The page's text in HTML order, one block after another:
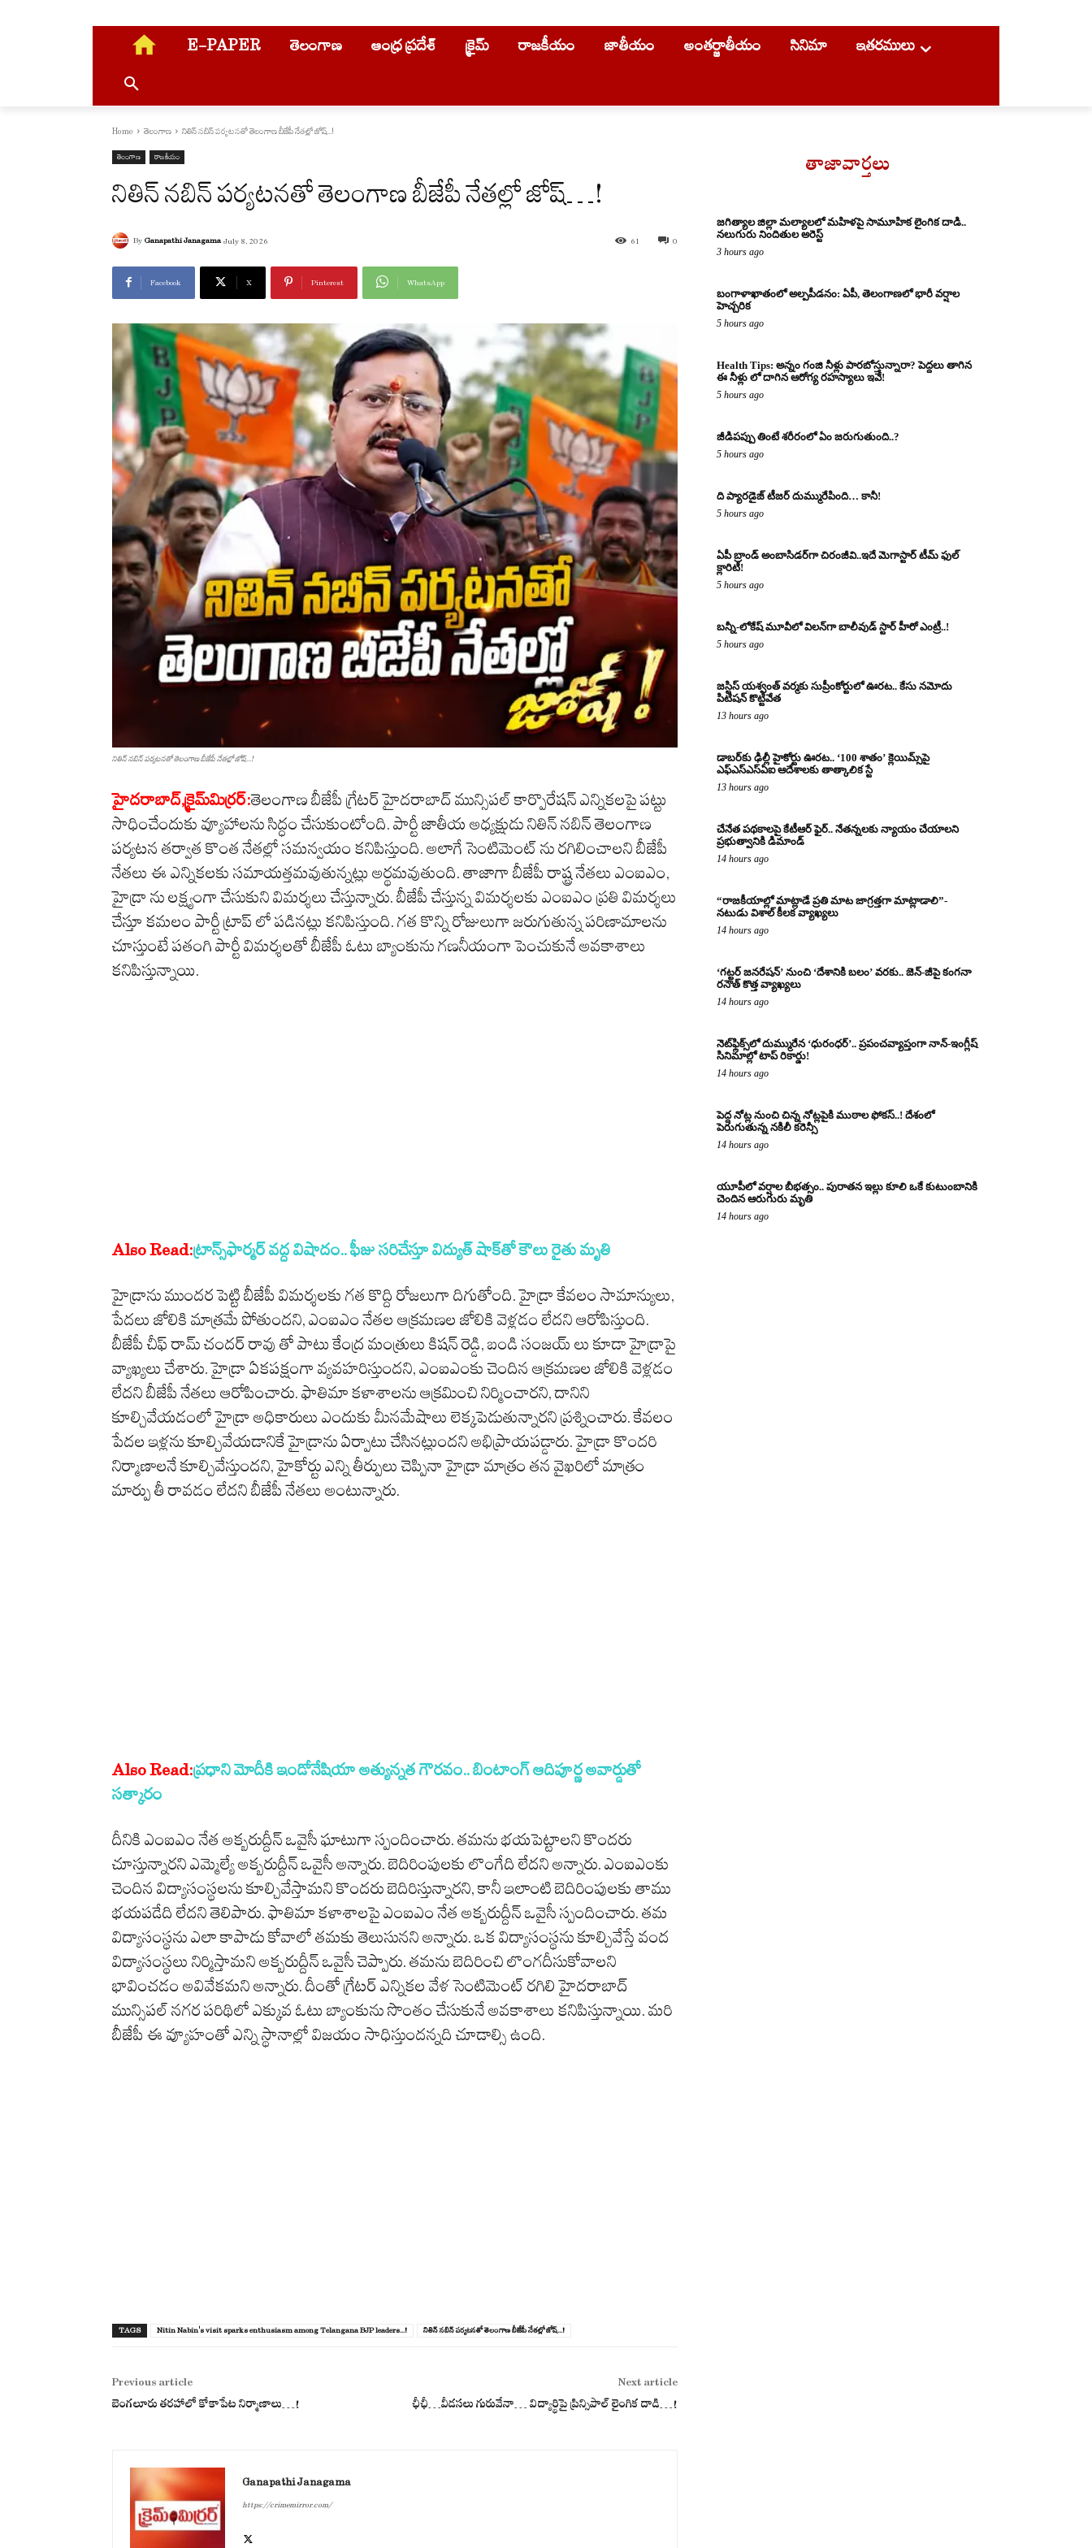
E-PAPER తెలంగాణ ఆంధ్ర ప్రదేశ్ క్రైమ్ రాజకీయం జాతీయం అంతర్జాతీయం సినిమా ఇతరములు
Home తెలంగాణ నితిన్ న‌బిన్‌ ప‌ర్య‌ట‌న‌తో తెలంగాణ బీజేపీ నేత‌ల్లో జోష్‌...!
తెలంగాణ రాజకీయం
నితిన్ న‌బిన్‌ ప‌ర్య‌ట‌న‌తో తెలంగాణ బీజేపీ నేత‌ల్లో జోష్‌…!
By Ganapathi Janagama July 8, 2026 0
61
Facebook X Pinterest WhatsApp
నితిన్ న‌బిన్‌ ప‌ర్య‌ట‌న‌తో తెలంగాణ బీజేపీ నేత‌ల్లో జోష్‌...!
హైదరాబాద్,క్రైమ్‌మిర్ర‌ర్‌:తెలంగాణ బీజేపీ గ్రేటర్ హైదరాబాద్ మున్సిపల్ కార్పొరేషన్ ఎన్నికలపై పట్టు
సాధించేందుకు వ్యూహాలను సిద్ధం చేసుకుంటోంది. పార్టీ జాతీయ అధ్యక్షుడు నితిన్ నబిన్ తెలంగాణ
పర్యటన తర్వాత కొంత నేతల్లో సమన్వయం కనిపిస్తుంది. అలాగే సెంటిమెంట్ ను రగిలించాలని బీజేపీ
నేతలు ఈ ఎన్నికలకు సమాయత్తమవుతున్నట్లు అర్థమవుతుంది. తాజాగా బీజేపీ రాష్ట్ర నేతలు ఎంఐఎం,
హైడ్రా ను లక్ష్యంగా చేసుకుని విమర్శలు చేస్తున్నారు. బీజేపీ చేస్తున్న విమర్శలకు ఎంఐఎం ప్రతి విమర్శలు
చేస్తూ కమలం పార్టీ ట్రాప్ లో పడినట్లు కనిపిస్తుంది. గత కొన్ని రోజులుగా జరుగుతున్న పరిణామాలను
చూస్తుంటే పతంగి పార్టీ విమర్శలతో బీజేపీ ఓటు బ్యాంకును గణనీయంగా పెంచుకునే అవకాశాలు
కనిపిస్తున్నాయి.
Also Read:ట్రాన్స్‌ఫార్మర్‌ వద్ద విషాదం.. ఫీజు సరిచేస్తూ విద్యుత్‌ షాక్‌తో కౌలు రైతు మృతి
హైడ్రాను ముందర పెట్టి బీజేపీ విమర్శలకు గత కొద్ది రోజలుగా దిగుతోంది. హైడ్రా కేవలం సామాన్యులు,
పేదలు జోలికి మాత్రమే పోతుందని, ఎంఐఎం నేతల ఆక్రమణల జోలికి వెళ్లడం లేదని ఆరోపిస్తుంది.
బీజేపీ చీఫ్ రామ్ చందర్ రావు తో పాటు కేంద్ర మంత్రులు కిషన్ రెడ్డి, బండి సంజయ్ లు కూడా హైడ్రాపై
వ్యాఖ్యలు చేశారు. హైడ్రా ఏకపక్షంగా వ్యవహరిస్తుందని, ఎంఐఎంకు చెందిన ఆక్రమణల జోలికి వెళ్లడం
లేదని బీజేపీ నేతలు ఆరోపించారు. ఫాతిమా కళాశాలను ఆక్రమించి నిర్మించారని, దానిని
కూల్చివేయడంలో హైడ్రా అధికారులు ఎందుకు మీనమేషాలు లెక్కపెడుతున్నారని ప్రశ్నించారు. కేవలం
పేదల ఇళ్లను కూల్చివేయడానికే హైడ్రాను ఏర్పాటు చేసినట్లుందని అభిప్రాయపడ్డారు. హైడ్రా కొందరి
నిర్మాణాలనే కూల్చివేస్తుందని, హైకోర్టు ఎన్ని తీర్పులు చెప్పినా హైడ్రా మాత్రం తన వైఖరిలో మాత్రం
మార్పు తీ రావడం లేదని బీజేపీ నేతలు అంటున్నారు.
Also Read:ప్రధాని మోదీకి ఇండోనేషియా అత్యున్నత గౌరవం.. బింటాంగ్ ఆదిపూర్ణ అవార్డుతో
సత్కారం
దీనికి ఎంఐఎం నేత అక్బరుద్దీన్ ఒవైసీ ఘాటుగా స్పందించారు. తమను భయపెట్టాలని కొందరు
చూస్తున్నారని ఎమ్మెల్యే అక్బరుద్దీన్ ఒవైసీ అన్నారు. బెదిరింపులకు లొంగేది లేదని అన్నారు. ఎంఐఎంకు
చెందిన విద్యాసంస్థలను కూల్చివేస్తామని కొందరు బెదిరిస్తున్నారని, కానీ ఇలాంటి బెదిరింపులకు తాము
భయపడేది లేదని తెలిపారు. ఫాతిమా కళాశాలపై ఎంఐఎం నేత అక్బరుద్దీన్ ఒవైసీ స్పందించారు. తమ
విద్యాసంస్థను ఎలా కాపాడు కోవాలో తమకు తెలుసునని అన్నారు. ఒక విద్యాసంస్థను కూల్చివేస్తే వంద
విద్యాసంస్థలు నిర్మిస్తామని అక్బరుద్దీన్ ఒవైసీ చెప్పారు. తమను బెదిరించి లొంగదీసుకోవాలని
భావించడం అవివేకమని అన్నారు. దీంతో గ్రేటర్ ఎన్నికల వేళ సెంటిమెంట్ రగిలి హైదరాబాద్
మున్సిపల్ నగర పరిథిలో ఎక్కువ ఓటు బ్యాంకును సొంతం చేసుకునే అవకాశాలు కనిపిస్తున్నాయి. మరి
బీజేపీ ఈ వ్యూహంతో ఎన్ని స్థానాల్లో విజయం సాధిస్తుందన్నది చూడాల్సి ఉంది.
TAGS Nitin Nabin's visit sparks enthusiasm among Telangana BJP leaders...! నితిన్ న‌బిన్‌ ప‌ర్య‌ట‌న‌తో తెలంగాణ బీజేపీ నేత‌ల్లో జోష్‌...!
Previous article
బెంగలూరు తరహాలో కోకాపేట నిర్మాణాలు…!
Next article
ఛీఛీ…వీడ‌స‌లు గురువేనా… విద్యార్థిపై ప్రిన్సిపాల్ లైంగిక దాడి…!
Ganapathi Janagama
https://crimemirror.com/
తాజావార్తలు
జగిత్యాల జిల్లా మల్యాలలో మహిళపై సామూహిక లైంగిక దాడి..
నలుగురు నిందితుల అరెస్ట్
3 hours ago
బంగాళాఖాతంలో అల్పపీడనం: ఏపీ, తెలంగాణలో భారీ వర్షాల
హెచ్చరిక
5 hours ago
Health Tips: అన్నం గంజి నీళ్లు పారబోస్తున్నారా? పెద్దలు తాగిన
ఈ నీళ్లు లో దాగిన ఆరోగ్య రహస్యాలు ఇవే!
5 hours ago
జీడిపప్పు తింటే శరీరంలో ఏం జరుగుతుంది..?
5 hours ago
ది ప్యారడైజ్ టీజర్ దుమ్మురేపింది… కానీ!
5 hours ago
ఏపీ బ్రాండ్ అంబాసిడర్‌గా చిరంజీవి..ఇదే మెగాస్టార్ టీమ్ ఫుల్
క్లారిటీ!
5 hours ago
బన్నీ-లోకేష్ మూవీలో విలన్‌గా బాలీవుడ్ స్టార్ హీరో ఎంట్రీ..!
5 hours ago
జస్టిస్ యశ్వంత్ వర్మకు సుప్రీంకోర్టులో ఊరట.. కేసు నమోదు
పిటిషన్ కొట్టివేత
13 hours ago
డాబర్‌కు ఢిల్లీ హైకోర్టు ఊరట.. ‘100 శాతం’ క్లెయిమ్స్‌పై
ఎఫ్‌ఎస్‌ఎస్‌ఏఐ ఆదేశాలకు తాత్కాలిక స్టే
13 hours ago
చేనేత పథకాలపై కేటీఆర్ ఫైర్.. నేతన్నలకు న్యాయం చేయాలని
ప్రభుత్వానికి డిమాండ్
14 hours ago
“రాజకీయాల్లో మాట్లాడే ప్రతి మాట జాగ్రత్తగా మాట్లాడాలి”-
నటుడు విశాల్ కీలక వ్యాఖ్యలు
14 hours ago
‘గట్టర్ జనరేషన్’ నుంచి ‘దేశానికి బలం’ వరకు.. జెన్-జీపై కంగనా
రనౌత్ కొత్త వ్యాఖ్యలు
14 hours ago
నెట్‌ఫ్లిక్స్‌లో దుమ్మురేన ‘ధురంధర్’.. ప్రపంచవ్యాప్తంగా నాన్-ఇంగ్లీష్
సినిమాల్లో టాప్ రికార్డు!
14 hours ago
పెద్ద నోట్ల నుంచి చిన్న నోట్లపైకి ముఠాల ఫోకస్..! దేశంలో
పెరుగుతున్న నకిలీ కరెన్సీ
14 hours ago
యూపీలో వర్షాల బీభత్సం.. పురాతన ఇల్లు కూలి ఒకే కుటుంబానికి
చెందిన ఆరుగురు మృతి
14 hours ago